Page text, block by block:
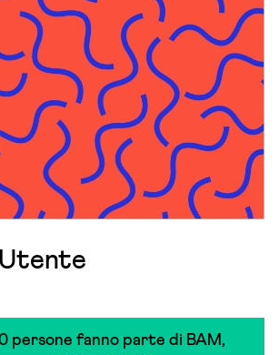
persone fanno parte di BAM,